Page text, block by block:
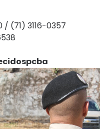
/ (71) 3116-0357